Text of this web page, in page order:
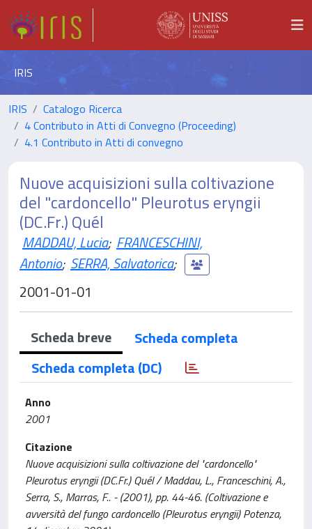
IRIS
IRIS
Catalogo Ricerca
4 Contributo in Atti di Convegno (Proceeding)
4.1 Contributo in Atti di convegno
Nuove acquisizioni sulla coltivazione
del "cardoncello" Pleurotus eryngii
(DC.Fr.) Quél
MADDAU, Lucia; FRANCESCHINI,
Antonio; SERRA, Salvatorica;
2001-01-01
Scheda breve
Scheda completa
Scheda completa (DC)
Anno
2001
Citazione
Nuove acquisizioni sulla coltivazione del "cardoncello"
Pleurotus eryngii (DC.Fr.) Quél / Maddau, L., Franceschini, A.,
Serra, S., Marras, F.. - (2001), pp. 44-46. (Coltivazione e
avversità del fungo cardoncello (Pleurotus eryngii) Potenza,